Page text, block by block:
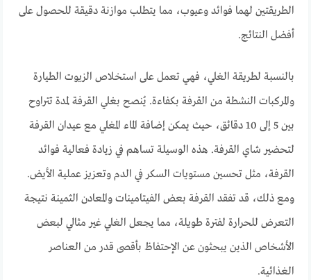
الطريقتين لهما فوائد وعيوب، مما يتطلب موازنة دقيقة للحصول على
أفضل النتائج.
بالنسبة لطريقة الغلي، فهي تعمل على استخلاص الزيوت الطيارة
والمركبات النشطة من القرفة بكفاءة. يُنصح بغلي القرفة لمدة تتراوح
بين 5 إلى 10 دقائق، حيث يمكن إضافة الماء المغلي مع عيدان القرفة
لتحضير شاي القرفة. هذه الوسيلة تساهم في زيادة فعالية فوائد
القرفة، مثل تحسين مستويات السكر في الدم وتعزيز عملية الأيض.
ومع ذلك، قد تفقد القرفة بعض الفيتامينات والمعادن الثمينة نتيجة
التعرض للحرارة لفترة طويلة، مما يجعل الغلي غير مثالي لبعض
الأشخاص الذين يبحثون عن الإحتفاظ بأقصى قدر من العناصر
الغذائية.